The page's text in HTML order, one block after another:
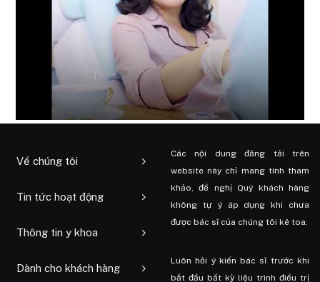
Về chúng tôi
Tin tức hoạt động
Thông tin y khoa
Dành cho khách hàng
Các nội dung đăng tải trên
website này chỉ mang tính tham
khảo, đề nghị Quý khách hàng
không tự ý áp dụng khi chưa
được bác sĩ của chúng tôi kê toa.
Luôn hỏi ý kiến ​​bác sĩ trước khi
bắt đầu bất kỳ liệu trình điều trị